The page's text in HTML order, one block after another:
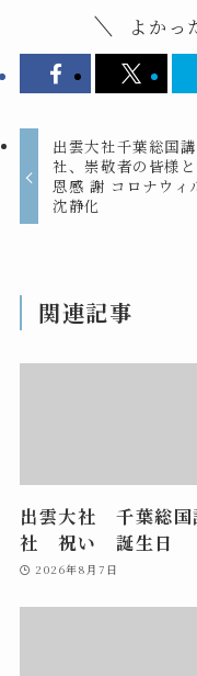
よかっ
出雲大社千葉総国講
社、崇敬者の皆様
恩感 謝 コロナウィ
沈静化
関連記事
出雲大社 千葉総国
社 祝い 誕生日
2026年8月7日